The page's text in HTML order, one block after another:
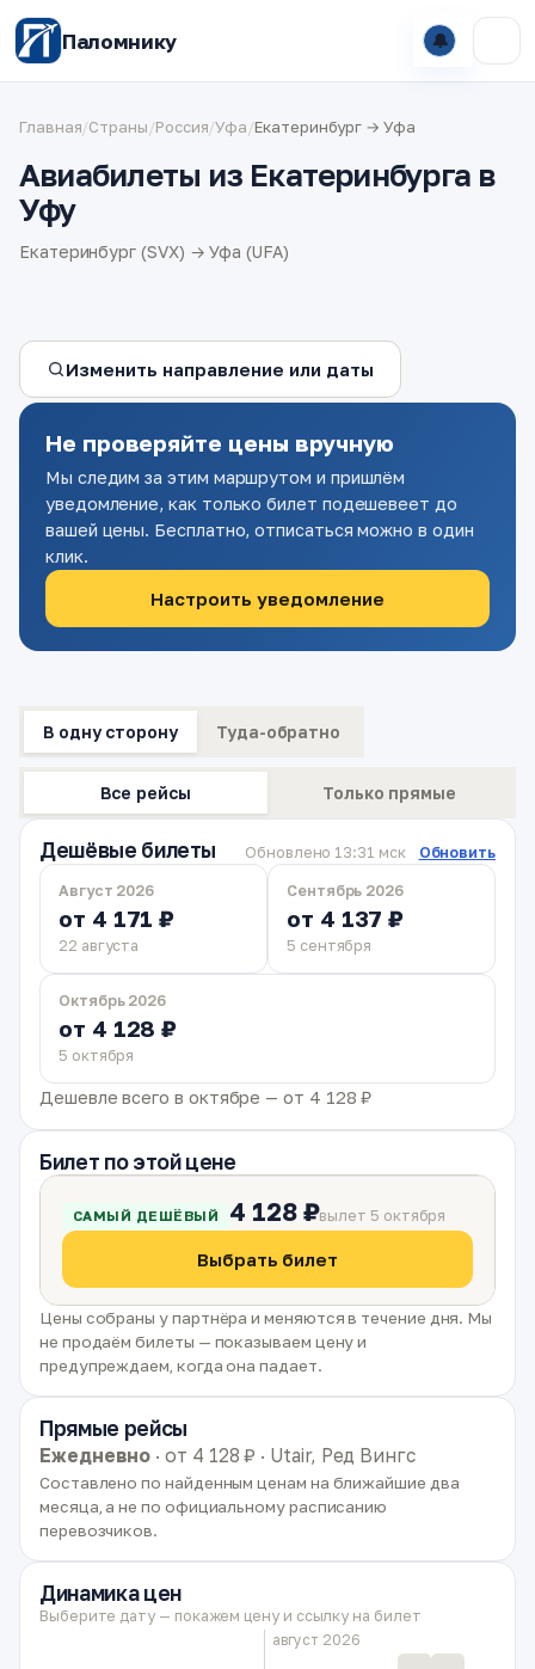
Паломнику 🔔
Главная/Страны/Россия/Уфа/Екатеринбург → Уфа
Авиабилеты из Екатеринбурга в
Уфу
Екатеринбург (SVX) → Уфа (UFA)
Изменить направление или даты
Не проверяйте цены вручную
Мы следим за этим маршрутом и пришлём
уведомление, как только билет подешевеет до
вашей цены. Бесплатно, отписаться можно в один
клик.
Настроить уведомление
В одну сторону Туда-обратно
Все рейсы Только прямые
Дешёвые билеты Обновлено 13:31 мск Обновить
Август 2026
от 4 171 ₽
22 августа
Сентябрь 2026
от 4 137 ₽
5 сентября
Октябрь 2026
от 4 128 ₽
5 октября
Дешевле всего в октябре — от 4 128 ₽
Билет по этой цене
САМЫЙ ДЕШЁВЫЙ 4 128 ₽вылет 5 октября
Выбрать билет
Цены собраны у партнёра и меняются в течение дня. Мы
не продаём билеты — показываем цену и
предупреждаем, когда она падает.
Прямые рейсы
Ежедневно · от 4 128 ₽ · Utair, Ред Вингс
Составлено по найденным ценам на ближайшие два
месяца, а не по официальному расписанию
перевозчиков.
Динамика цен
Выберите дату — покажем цену и ссылку на билет
август 2026